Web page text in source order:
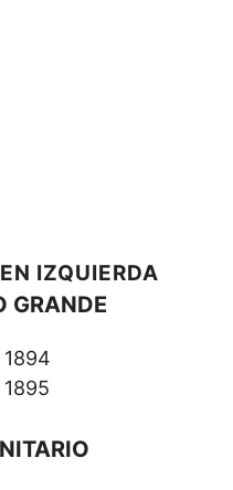
IZQUIERDA
GRANDE